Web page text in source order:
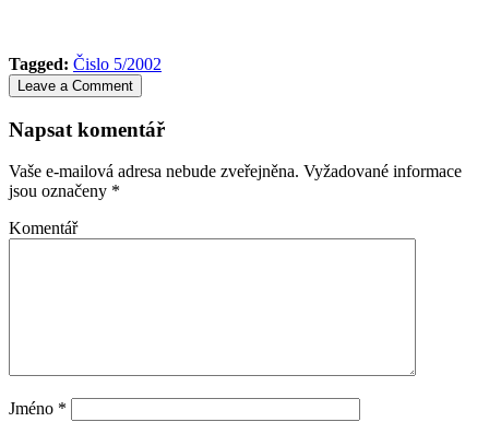
Tagged: Čislo 5/2002
Leave a Comment
Napsat komentář
Vaše e-mailová adresa nebude zveřejněna. Vyžadované informace
jsou označeny *
Komentář
Jméno *